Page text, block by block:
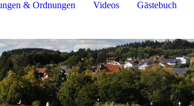
& Ordnungen Videos Gästebuch